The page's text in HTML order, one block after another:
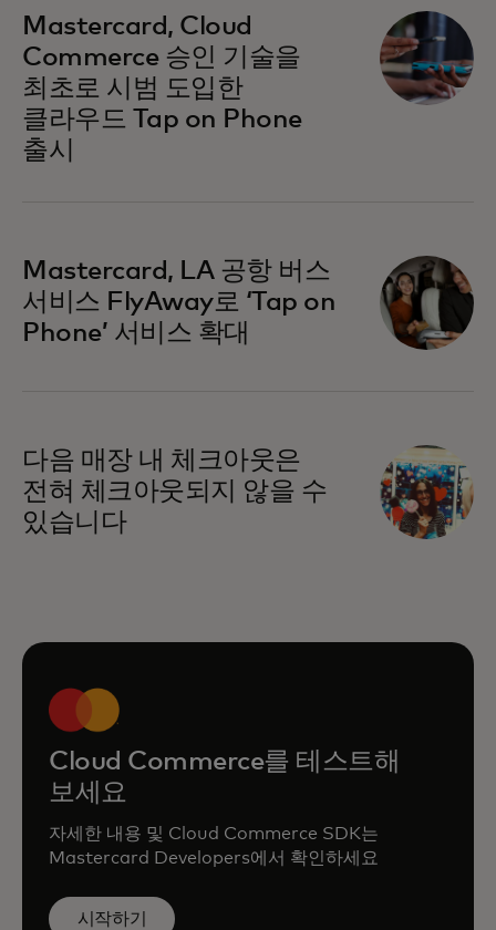
Mastercard, Cloud
Commerce 승인 기술을
최초로 시범 도입한
클라우드 Tap on Phone
출시
Mastercard, LA 공항 버스
서비스 FlyAway로 ‘Tap on
Phone’ 서비스 확대
새 탭에서 열림
다음 매장 내 체크아웃은
전혀 체크아웃되지 않을 수
있습니다
Cloud Commerce를 테스트해
보세요
자세한 내용 및 Cloud Commerce SDK는
Mastercard Developers에서 확인하세요
시작하기